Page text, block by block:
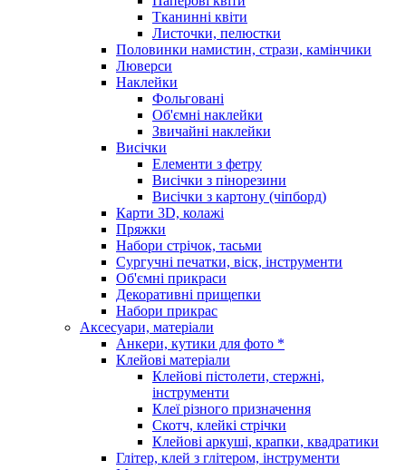
Тканинні квіти
Листочки, пелюстки
Половинки намистин, стрази, камінчики
Люверси
Наклейки
Фольговані
Об'ємні наклейки
Звичайні наклейки
Висічки
Елементи з фетру
Висічки з пінорезини
Висічки з картону (чіпборд)
Карти 3D, колажі
Пряжки
Набори стрічок, тасьми
Сургучні печатки, віск, інструменти
Об'ємні прикраси
Декоративні прищепки
Набори прикрас
Аксесуари, матеріали
Анкери, кутики для фото *
Клейові матеріали
Клейові пістолети, стержні,
інструменти
Клеї різного призначення
Скотч, клейкі стрічки
Клейові аркуші, крапки, квадратики
Глітер, клей з глітером, інструменти